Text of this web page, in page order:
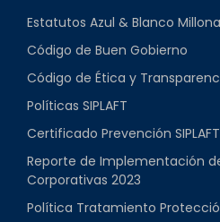
Estatutos Azul & Blanco
Código de Buen Gobierno
Código de Ética y
Políticas SIPLAFT
Certificado Prevención
Reporte de Implementación
Corporativas 2023
Política Tratamiento